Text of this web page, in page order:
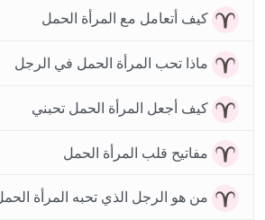
كيف أتعامل مع المرأة الحمل
ماذا تحب المرأة الحمل في الرجل
كيف أجعل المرأة الحمل تحبني
مفاتيح قلب المرأة الحمل
من هو الرجل الذي تحبه المرأة